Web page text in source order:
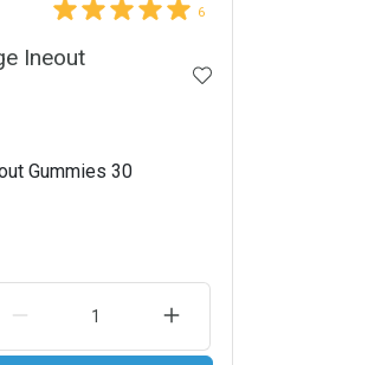
6
Ineout
ADICIONAR AOS
Gummies 30
REMOVER UMA UNIDADEAUMENTAR UMA